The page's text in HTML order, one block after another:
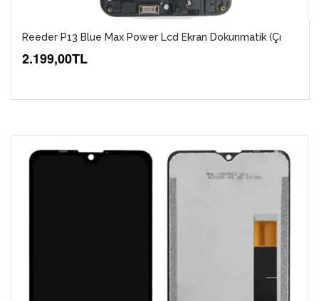
Reeder P13 Blue Max Power Lcd Ekran Dokunmatik (Çı
2.199,00TL